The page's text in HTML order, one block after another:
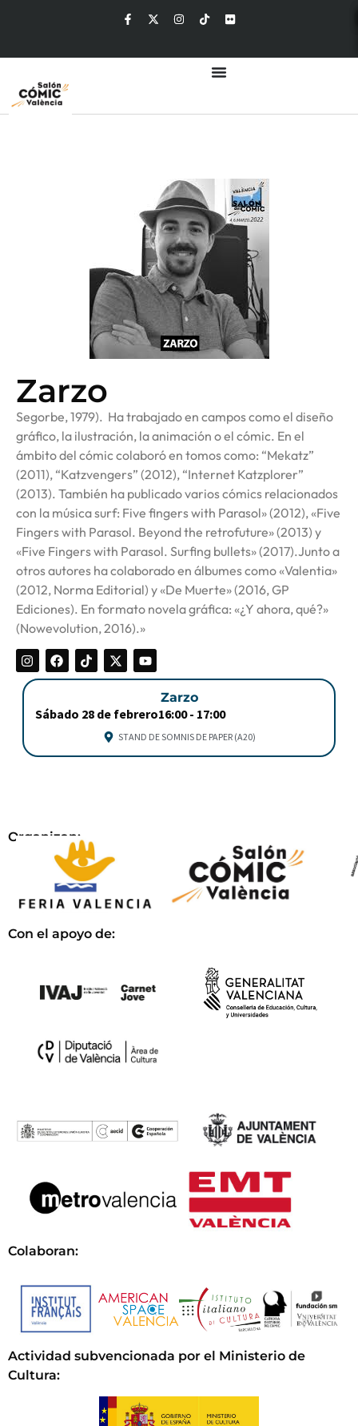
Zarzo
Segorbe, 1979). Ha trabajado en campos como el diseño
gráfico, la ilustración, la animación o el cómic. En el
ámbito del cómic colaboró en tomos como: “Mekatz”
(2011), “Katzvengers” (2012), “Internet Katzplorer”
(2013). También ha publicado varios cómics relacionados
con la música surf: Five fingers with Parasol» (2012), «Five
Fingers with Parasol. Beyond the retrofuture» (2013) y
«Five Fingers with Parasol. Surfing bullets» (2017).Junto a
otros autores ha colaborado en álbumes como «Valentia»
(2012, Norma Editorial) y «De Muerte» (2016, GP
Ediciones). En formato novela gráfica: «¿Y ahora, qué?»
(Nowevolution, 2016).»
Zarzo
Sábado 28 de febrero16:00 - 17:00
STAND DE SOMNIS DE PAPER (A20)
Organizan:
Con el apoyo de:
Colaboran:
Actividad subvencionada por el Ministerio de
Cultura: